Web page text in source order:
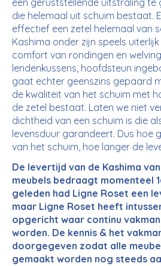
een geruststellende uitstraling te
die helemaal uit schuim bestaat.
effectief een zetel helemaal van
Kashima onder zijn speels
comfort van rondingen en
lendenkussens, hoofdsteun
gaat echter geenszins gepaard
de kwaliteit van het schuim met
de zetel bestaat. Laten we niet
dichtheid van een schuim is die
levensduur garandeert. Dus hoe
van het schuim, hoe langer de
De levertijd van de Kashima
meubels bedraagt momenteel
geleden had Ligne Roset een
maar Ligne Roset heeft
opgericht waar continu
worden. De kennis & het
doorgegeven zodat alle
gemaakt worden nog steeds